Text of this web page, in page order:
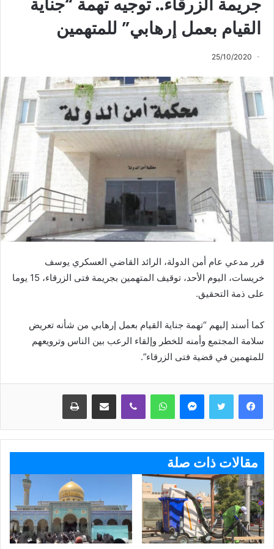
جريمة الزرقاء.. توجيه تهمة “جناية
القيام بعمل إرهابي” للمتهمين
25/10/2020
قرر مدعي عام أمن الدولة، الرائد القاضي العسكري يوسف
خريسات، اليوم الأحد، توقيف المتهمين بجريمة فتى الزرقاء، 15 يوما
على ذمة التحقيق.
كما أسند إليهم “تهمة جناية القيام بعمل إرهابي من شأنه تعريض
سلامة المجتمع وأمنه للخطر وإلقاء الرعب بين الناس وترويعهم
للمتهمين في قضية فتى الزرقاء”.
ماسنجر واتساب ڤايبر مشاركة عبر البريد طباعة
مقالات ذات صلة